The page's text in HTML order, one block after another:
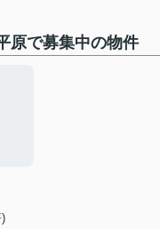
原で募集中の物件